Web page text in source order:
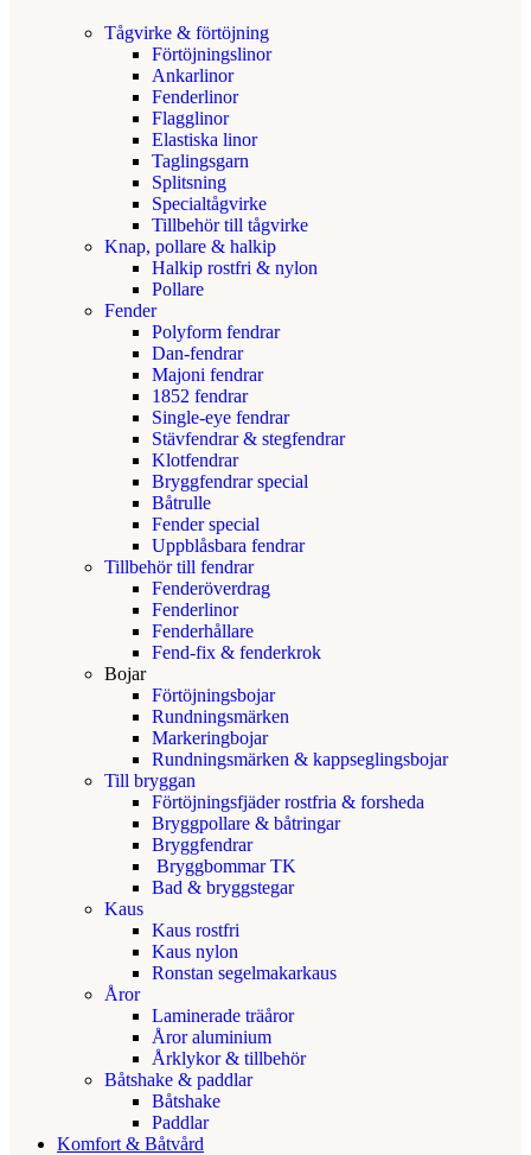
Tågvirke & förtöjning
Förtöjningslinor
Ankarlinor
Fenderlinor
Flagglinor
Elastiska linor
Taglingsgarn
Splitsning
Specialtågvirke
Tillbehör till tågvirke
Knap, pollare & halkip
Halkip rostfri & nylon
Pollare
Fender
Polyform fendrar
Dan-fendrar
Majoni fendrar
1852 fendrar
Single-eye fendrar
Stävfendrar & stegfendrar
Klotfendrar
Bryggfendrar special
Båtrulle
Fender special
Uppblåsbara fendrar
Tillbehör till fendrar
Fenderöverdrag
Fenderlinor
Fenderhållare
Fend-fix & fenderkrok
Bojar
Förtöjningsbojar
Rundningsmärken
Markeringbojar
Rundningsmärken & kappseglingsbojar
Till bryggan
Förtöjningsfjäder rostfria & forsheda
Bryggpollare & båtringar
Bryggfendrar
Bryggbommar TK
Bad & bryggstegar
Kaus
Kaus rostfri
Kaus nylon
Ronstan segelmakarkaus
Åror
Laminerade träåror
Åror aluminium
Årklykor & tillbehör
Båtshake & paddlar
Båtshake
Paddlar
Komfort & Båtvård